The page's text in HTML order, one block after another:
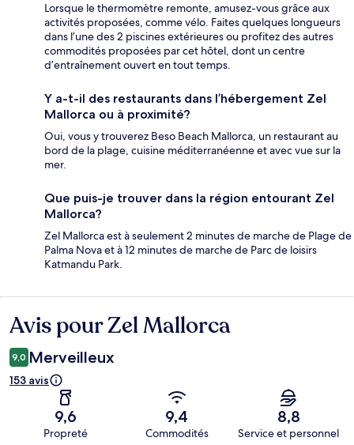
Lorsque le thermomètre remonte, amusez-vous grâce aux
activités proposées, comme vélo. Faites quelques longueurs
dans l’une des 2 piscines extérieures ou profitez des autres
commodités proposées par cet hôtel, dont un centre
d’entraînement ouvert en tout temps.
Y a-t-il des restaurants dans l’hébergement Zel
Mallorca ou à proximité?
Oui, vous y trouverez Beso Beach Mallorca, un restaurant au
bord de la plage, cuisine méditerranéenne et avec vue sur la
mer.
Que puis-je trouver dans la région entourant Zel
Mallorca?
Zel Mallorca est à seulement 2 minutes de marche de Plage de
Palma Nova et à 12 minutes de marche de Parc de loisirs
Katmandu Park.
Avis
Avis pour Zel Mallorca
9,0 Merveilleux
153 avis
9,6
Propreté
9,4
Commodités
8,8
Service et personnel